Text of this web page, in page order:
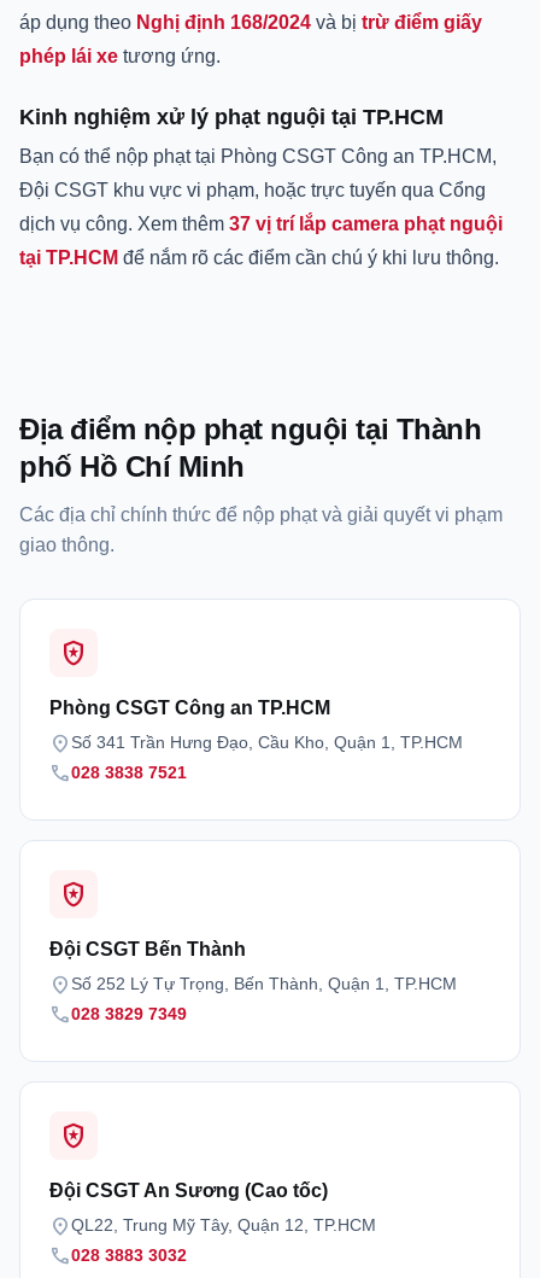
áp dụng theo Nghị định 168/2024 và bị trừ điểm giấy
phép lái xe tương ứng.
Kinh nghiệm xử lý phạt nguội tại TP.HCM
Bạn có thể nộp phạt tại Phòng CSGT Công an TP.HCM,
Đội CSGT khu vực vi phạm, hoặc trực tuyến qua Cổng
dịch vụ công. Xem thêm 37 vị trí lắp camera phạt nguội
tại TP.HCM để nắm rõ các điểm cần chú ý khi lưu thông.
Địa điểm nộp phạt nguội tại Thành
phố Hồ Chí Minh
Các địa chỉ chính thức để nộp phạt và giải quyết vi phạm
giao thông.
local_police
Phòng CSGT Công an TP.HCM
location_on Số 341 Trần Hưng Đạo, Cầu Kho, Quận 1, TP.HCM
call028 3838 7521
local_police
Đội CSGT Bến Thành
location_on Số 252 Lý Tự Trọng, Bến Thành, Quận 1, TP.HCM
call028 3829 7349
local_police
Đội CSGT An Sương (Cao tốc)
location_onQL22, Trung Mỹ Tây, Quận 12, TP.HCM
call028 3883 3032